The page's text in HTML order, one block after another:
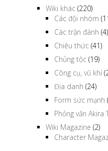
Wiki khác (220)
Các đội nhóm
Các trận đánh (4)
Chiêu thức (41)
Chủng tộc (19)
Công cụ, vũ khí
Địa danh (24)
Form sức mạnh
Phỏng vấn Akira
Wiki Magazine (2)
Character